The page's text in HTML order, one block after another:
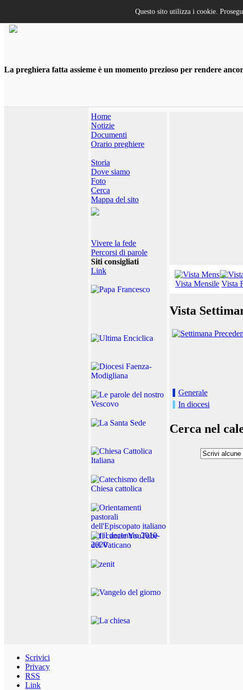
La preghiera fatta assieme è un momento prezioso per rendere
Home
Notizie
Documenti
Orario preghiere
Storia
Dove siamo
Foto
Cerca
Mappa del sito
Vivere la fede
Percorsi di parole
Siti consigliati
Link
Vista Mensile Vista
Vista
Generale
In diocesi
Cerca nel
Scrivici
Privacy
RSS
Link
Questo sito utilizza i cookie.